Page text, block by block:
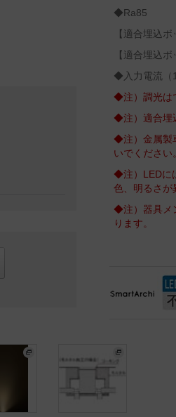
◆Ra85
【適合埋込
【適合埋込
◆入力電流（
◆注）調光は
◆注）適合埋
◆注）金属製
いでください。
◆注）LEDに
色、明るさが
◆注）器具メ
ります。